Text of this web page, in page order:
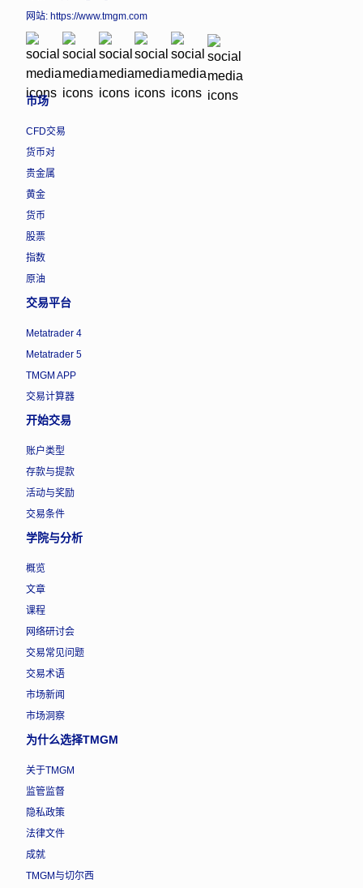
网站: https://www.tmgm.com
市场
CFD交易
货币对
贵金属
黄金
货币
股票
指数
原油
交易平台
Metatrader 4
Metatrader 5
TMGM APP
交易计算器
开始交易
账户类型
存款与提款
活动与奖励
交易条件
学院与分析
概览
文章
课程
网络研讨会
交易常见问题
交易术语
市场新闻
市场洞察
为什么选择TMGM
关于TMGM
监管监督
隐私政策
法律文件
成就
TMGM与切尔西